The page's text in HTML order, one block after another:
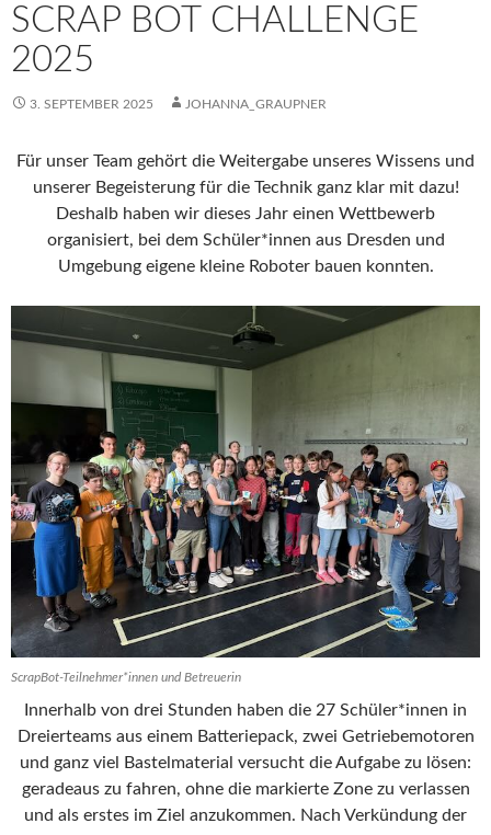
SCRAP BOT CHALLENGE
2025
3. SEPTEMBER 2025 JOHANNA_GRAUPNER
Für unser Team gehört die Weitergabe unseres Wissens und
unserer Begeisterung für die Technik ganz klar mit dazu!
Deshalb haben wir dieses Jahr einen Wettbewerb
organisiert, bei dem Schüler*innen aus Dresden und
Umgebung eigene kleine Roboter bauen konnten.
ScrapBot-Teilnehmer*innen und Betreuerin
Innerhalb von drei Stunden haben die 27 Schüler*innen in
Dreierteams aus einem Batteriepack, zwei Getriebemotoren
und ganz viel Bastelmaterial versucht die Aufgabe zu lösen:
geradeaus zu fahren, ohne die markierte Zone zu verlassen
und als erstes im Ziel anzukommen. Nach Verkündung der